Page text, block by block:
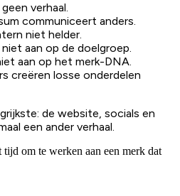
geen verhaal.
communiceert anders.
niet helder.
aan op de doelgroep.
aan op het merk-DNA.
creëren losse onderdelen
de website, socials en
een ander verhaal.
om te werken aan een merk dat